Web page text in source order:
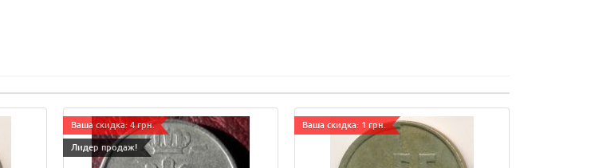
Ваша скидка: 4 грн.
Лидер продаж!
Ваша скидка: 1 грн.